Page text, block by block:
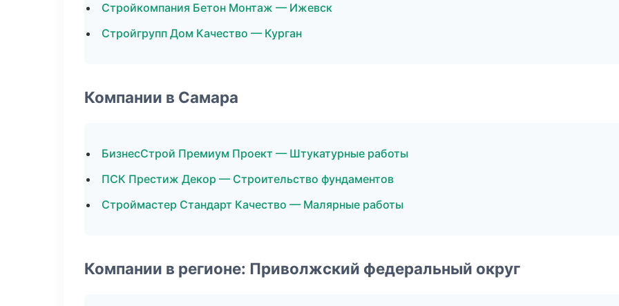
Стройкомпания Бетон Монтаж — Ижевск
Стройгрупп Дом Качество — Курган
Компании в Самара
БизнесСтрой Премиум Проект — Штукатурные работы
ПСК Престиж Декор — Строительство фундаментов
Строймастер Стандарт Качество — Малярные работы
Компании в регионе: Приволжский федеральный округ